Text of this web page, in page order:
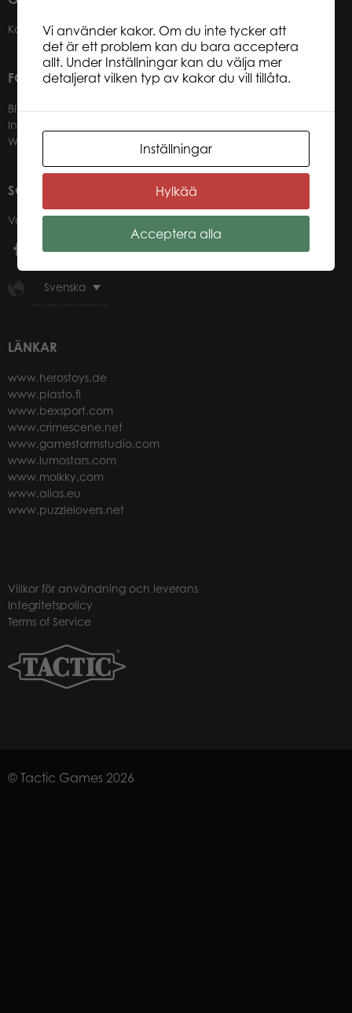
Kontakter
FÖR VÅRA ÅTERFÖRSÄLJARE
Bli återförsäljare
Information för återförsäljare
Webbutik-login för återförsäljare
SOCIALA MEDIER
Våra kanaler i sociala medier
Svenska
LÄNKAR
www.herostoys.de
www.plasto.fi
www.bexsport.com
www.crimescene.net
www.gamestormstudio.com
www.lumostars.com
www.molkky.com
www.alias.eu
www.puzzlelovers.net
Villkor för användning och leverans
Integritetspolicy
Terms of Service
© Tactic Games 2026
Vi använder kakor. Om du inte tycker att
det är ett problem kan du bara acceptera
allt. Under Inställningar kan du välja mer
detaljerat vilken typ av kakor du vill tillåta.
Inställningar
Hylkää
Acceptera alla